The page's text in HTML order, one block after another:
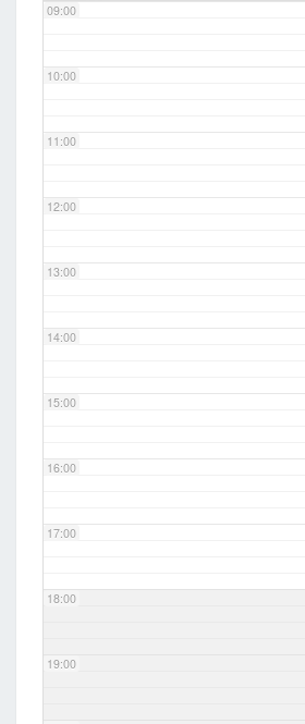
09:00
10:00
11:00
12:00
13:00
14:00
15:00
16:00
17:00
18:00
19:00